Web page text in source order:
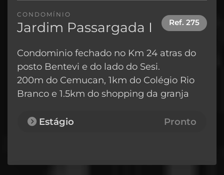
CONDOMÍNIO
Jardim Passargada I Ref. 275
Condominio fechado no Km 24 atras do
posto Bentevi e do lado do Sesi.
200m do Cemucan, 1km do Colégio Rio
Branco e 1.5km do shopping da granja
Estágio Pronto